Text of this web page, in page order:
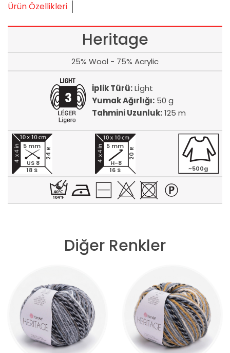
Ürün Özellikleri
Heritage
25% Wool - 75% Acrylic
İplik Türü:Lİght
Yumak Ağırlığı:50 g
Tahmini Uzunluk:125 m
18 S
24 R
5 mm
US 8
16 S
20 R
5 mm
H-8
~500g
Diğer Renkler